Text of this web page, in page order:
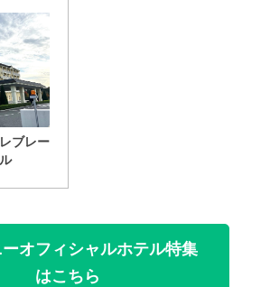
ブレー
オフィシャルホテル特集
はこちら